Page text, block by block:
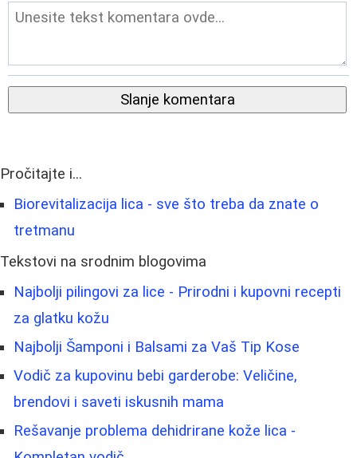
Slanje komentara
Pročitajte i...
Biorevitalizacija lica - sve što treba da znate o
tretmanu
Tekstovi na srodnim blogovima
Najbolji pilingovi za lice - Prirodni i kupovni recepti
za glatku kožu
Najbolji Šamponi i Balsami za Vaš Tip Kose
Vodič za kupovinu bebi garderobe: Veličine,
brendovi i saveti iskusnih mama
Rešavanje problema dehidrirane kože lica -